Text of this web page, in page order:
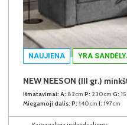
NAUJIENA YRA
Išmatavimai: A: 82cm P: 230cm G:
Miegamoji dalis: P: 140cm I: 197cm